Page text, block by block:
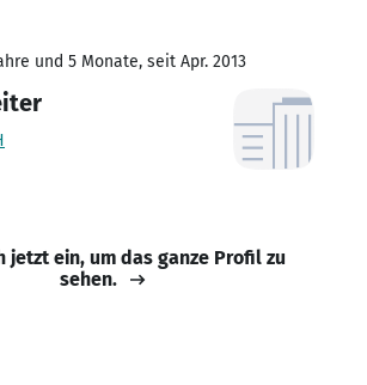
und 5 Monate, seit Apr. 2013
jetzt ein, um das ganze Profil zu
sehen.